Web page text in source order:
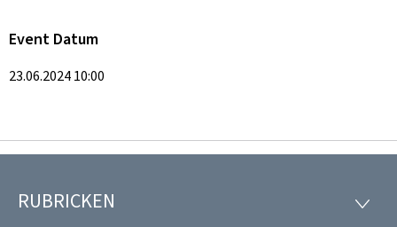
Event Datum
23.06.2024 10:00
Fousszeil
RUBRICKEN